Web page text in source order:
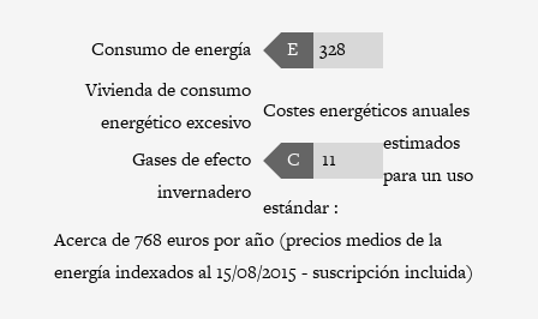
Consumo de energía E
328
Vivienda de consumo
energético excesivo
Gases de efecto
invernadero
C 11
Costes energéticos anuales
estimados
para un uso
estándar :
Acerca de 768 euros por año (precios medios de la
energía indexados al 15/08/2015 - suscripción incluida)